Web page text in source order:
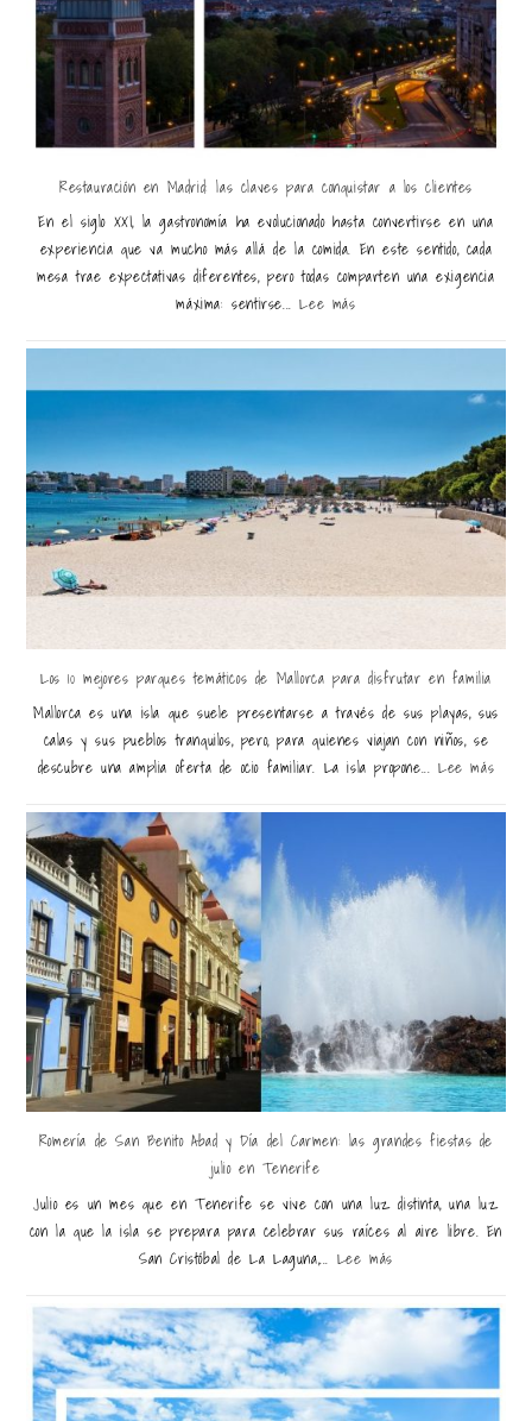
Restauración en Madrid: las claves para conquistar a los clientes
En el siglo XXI, la gastronomía ha evolucionado hasta convertirse en una
experiencia que va mucho más allá de la comida. En este sentido, cada
mesa trae expectativas diferentes, pero todas comparten una exigencia
máxima: sentirse...Lee más
Los 10 mejores parques temáticos de Mallorca para disfrutar en familia
Mallorca es una isla que suele presentarse a través de sus playas, sus
calas y sus pueblos tranquilos, pero, para quienes viajan con niños, se
descubre una amplia oferta de ocio familiar. La isla propone...Lee más
Romería de San Benito Abad y Día del Carmen: las grandes fiestas de
julio en Tenerife
Julio es un mes que en Tenerife se vive con una luz distinta, una luz
con la que la isla se prepara para celebrar sus raíces al aire libre. En
San Cristóbal de La Laguna,... Lee más